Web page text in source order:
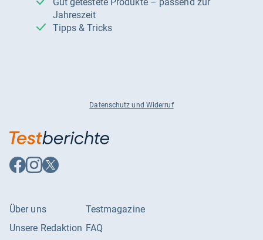
Jahreszeit
Tipps & Tricks
Datenschutz und Widerruf
Auf
Facebook
Auf
Instagram
Auf
X
Über uns
Unsere Redaktion
Testmagazine
FAQ